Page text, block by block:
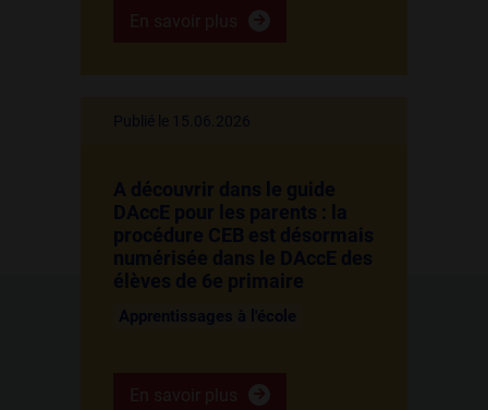
Publié le 15.06.2026
A découvrir dans le guide
DAccE pour les parents : la
procédure CEB est désormais
numérisée dans le DAccE des
élèves de 6e primaire
Apprentissages à l'école